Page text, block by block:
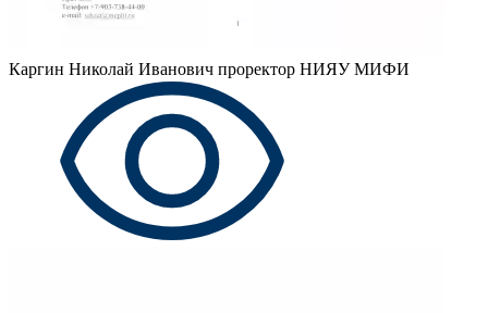
Каргин Николай Иванович проректор НИЯУ МИФИ